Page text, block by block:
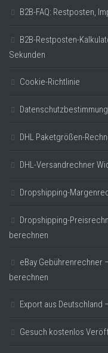
B2B-FAQ: Restposten,
B2B-Restposten-
Sekunden
Cookie-Richtlinie
DHL Paketgrößen-
DHL-Versandrechner
Dropshipping-
Dropshipping-
berechnen
eBay Gebührenrechner
berechnen
Export aus Deutschland
Gesuch kostenlos